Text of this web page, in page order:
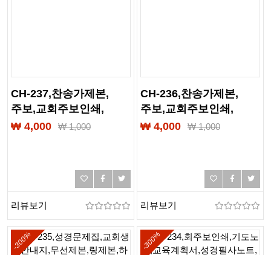
CH-237,찬송가제본,
주보,교회주보인쇄,
기도노트,교육계획서,
성경학교교재,인쇄,제본,
출력,칼라제본,무선제본,
링제본,하드커버제본,
₩ 4,000 ₩1,000
리뷰보기
CH-236,찬송가제본,
주보,교회주보인쇄,
기도노트,교육계획서,
성경학교교재,인쇄,제본,
출력,칼라제본,흑백제본
₩ 4,000 ₩1,000
리뷰보기
-300% -300%